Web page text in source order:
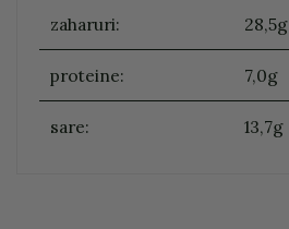
zaharuri: 28,5g
proteine: 7,0g
sare: 13,7g